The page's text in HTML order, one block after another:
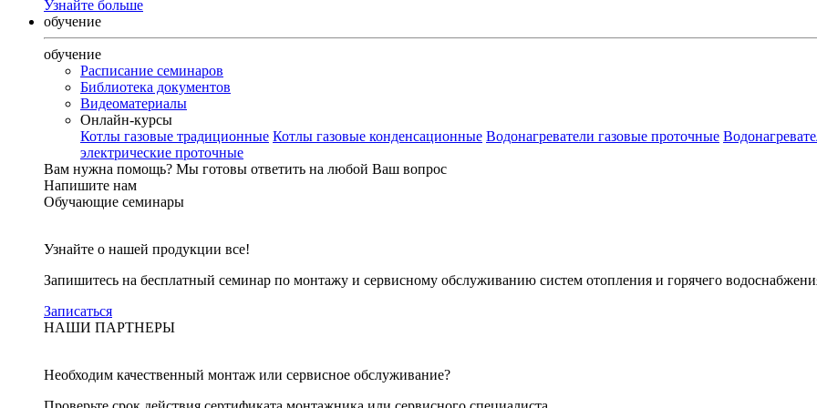
Узнайте больше
обучение
обучение
Расписание семинаров
Библиотека документов
Видеоматериалы
Онлайн-курсы
Котлы газовые традиционные Котлы газовые конденсационные Водонагреватели газовые проточные
электрические проточные
Вам нужна помощь? Мы готовы ответить на любой Ваш вопрос
Напишите нам
Обучающие семинары
Узнайте о нашей продукции все!
Запишитесь на бесплатный семинар по монтажу и сервисному обслуживанию систем отопления и горячего
Записаться
НАШИ ПАРТНЕРЫ
Необходим качественный монтаж или сервисное обслуживание?